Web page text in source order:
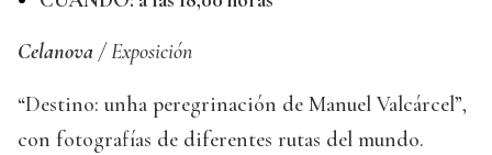
Celanova / Exposición
“Destino: unha peregrinación de Manuel Valcárcel”,
con fotografías de diferentes rutas del mundo.